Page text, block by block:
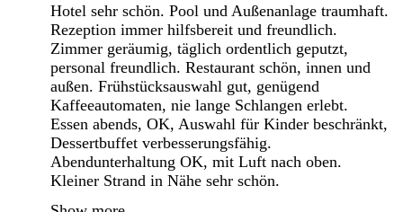
Hotel sehr schön. Pool und Außenanlage traumhaft.
Rezeption immer hilfsbereit und freundlich.
Zimmer geräumig, täglich ordentlich geputzt,
personal freundlich. Restaurant schön, innen und
außen. Frühstücksauswahl gut, genügend
Kaffeeautomaten, nie lange Schlangen erlebt.
Essen abends, OK, Auswahl für Kinder beschränkt,
Dessertbuffet verbesserungsfähig.
Abendunterhaltung OK, mit Luft nach oben.
Kleiner Strand in Nähe sehr schön.